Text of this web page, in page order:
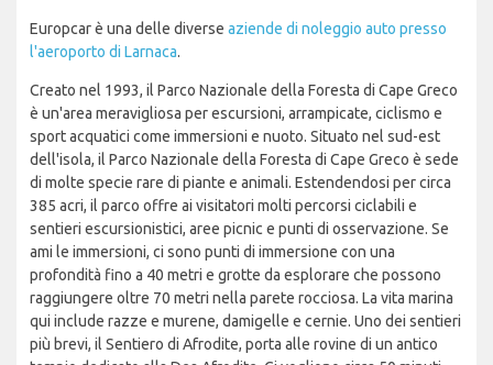
Europcar è una delle diverse aziende di noleggio auto presso
l'aeroporto di Larnaca.
Creato nel 1993, il Parco Nazionale della Foresta di Cape Greco
è un'area meravigliosa per escursioni, arrampicate, ciclismo e
sport acquatici come immersioni e nuoto. Situato nel sud-est
dell'isola, il Parco Nazionale della Foresta di Cape Greco è sede
di molte specie rare di piante e animali. Estendendosi per circa
385 acri, il parco offre ai visitatori molti percorsi ciclabili e
sentieri escursionistici, aree picnic e punti di osservazione. Se
ami le immersioni, ci sono punti di immersione con una
profondità fino a 40 metri e grotte da esplorare che possono
raggiungere oltre 70 metri nella parete rocciosa. La vita marina
qui include razze e murene, damigelle e cernie. Uno dei sentieri
più brevi, il Sentiero di Afrodite, porta alle rovine di un antico